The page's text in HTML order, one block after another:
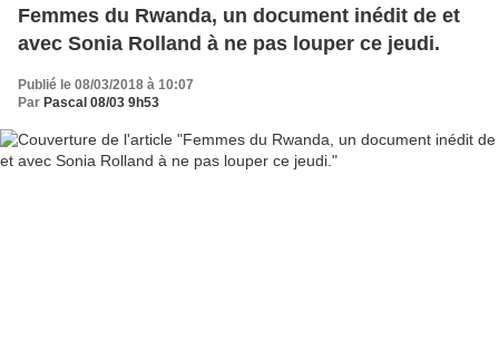
Femmes du Rwanda, un document inédit de et
avec Sonia Rolland à ne pas louper ce jeudi.
Publié le 08/03/2018 à 10:07
Par Pascal 08/03 9h53